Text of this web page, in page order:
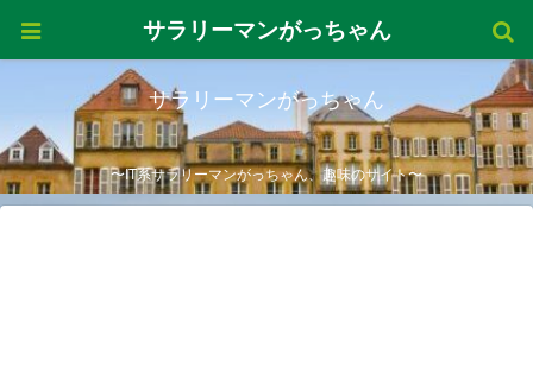
サラリーマンがっちゃん
〜IT系サラリーマンがっちゃん、趣味のサイト〜
サラリーマンがっちゃん